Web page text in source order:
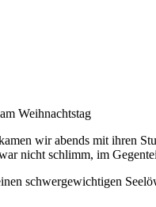
Weihnachtstag
wir abends mit ihren
nicht schlimm, im
schwergewichtigen